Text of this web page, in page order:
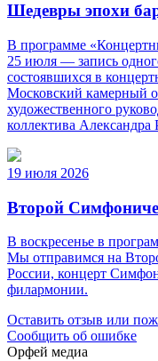
Шедевры эпохи
В программе
25 июля — запись
состоявшихся в
Московский камерный
художественного
коллектива Александра
19 июля 2026
Второй
В воскресенье в
Мы отправимся на
России, концерт
филармонии.
Оставить отзыв или
Сообщить об ошибке
Орфей медиа